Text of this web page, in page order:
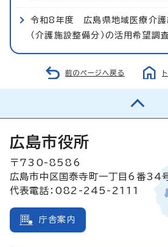
令和8年度 広島県地域医療介護
（介護施設整備分）の活用希望調
前のページへ戻る
広島市役所
〒730-8586
広島市中区国泰寺町一丁目6番34
代表電話：082-245-2111
庁舎案内